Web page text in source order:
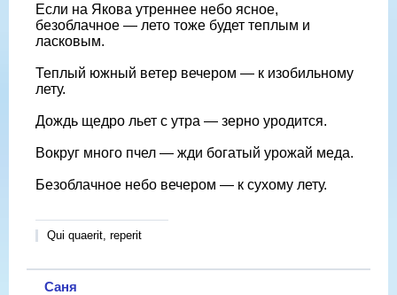
Если на Якова утреннее небо ясное,
безоблачное — лето тоже будет теплым и
ласковым.
Теплый южный ветер вечером — к изобильному
лету.
Дождь щедро льет с утра — зерно уродится.
Вокруг много пчел — жди богатый урожай меда.
Безоблачное небо вечером — к сухому лету.
Qui quaerit, reperit
Саня